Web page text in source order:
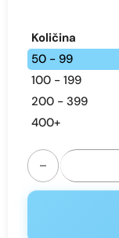
Količina
50 - 99
100 - 199
200 - 399
400+
MRVI 18000